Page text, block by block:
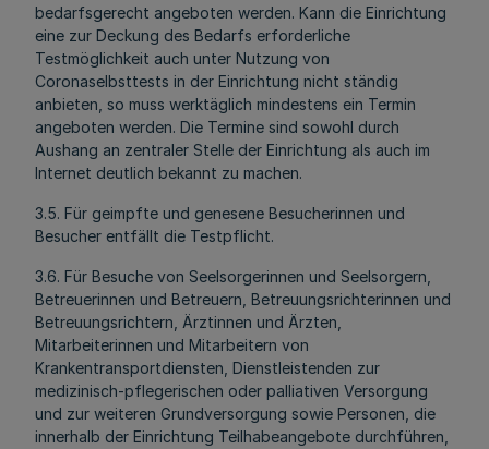
bedarfsgerecht angeboten werden. Kann die Einrichtung
eine zur Deckung des Bedarfs erforderliche
Testmöglichkeit auch unter Nutzung von
Coronaselbsttests in der Einrichtung nicht ständig
anbieten, so muss werktäglich mindestens ein Termin
angeboten werden. Die Termine sind sowohl durch
Aushang an zentraler Stelle der Einrichtung als auch im
Internet deutlich bekannt zu machen.
3.5. Für geimpfte und genesene Besucherinnen und
Besucher entfällt die Testpflicht.
3.6. Für Besuche von Seelsorgerinnen und Seelsorgern,
Betreuerinnen und Betreuern, Betreuungsrichterinnen und
Betreuungsrichtern, Ärztinnen und Ärzten,
Mitarbeiterinnen und Mitarbeitern von
Krankentransportdiensten, Dienstleistenden zur
medizinisch-pflegerischen oder palliativen Versorgung
und zur weiteren Grundversorgung sowie Personen, die
innerhalb der Einrichtung Teilhabeangebote durchführen,